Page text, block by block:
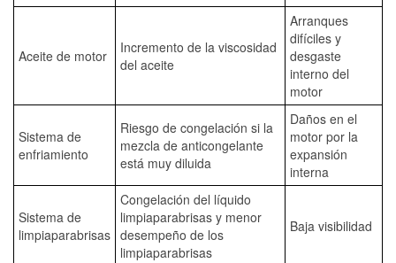
Aceite de motor
Incremento de la viscosidad
del aceite
Arranques
difíciles y
desgaste
interno del
motor
Sistema de
enfriamiento
Riesgo de congelación si la
mezcla de anticongelante
está muy diluida
Daños en el
motor por la
expansión
interna
Sistema de
limpiaparabrisas
Congelación del líquido
limpiaparabrisas y menor
desempeño de los
limpiaparabrisas
Baja visibilidad